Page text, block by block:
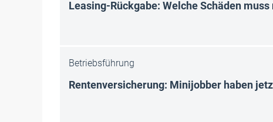
Leasing-Rückgabe: Welche Schäden muss
Betriebsführung
Rentenversicherung: Minijobber haben